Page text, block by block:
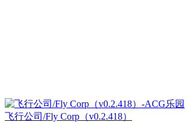
飞行公司/Fly Corp（v0.2.418）